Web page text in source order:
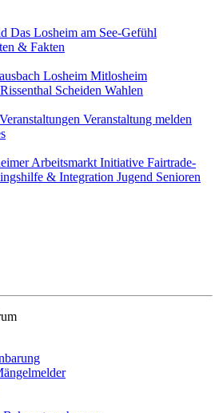
Das Losheim am See-Gefühl
& Fakten
Losheim Mitlosheim
Rissenthal Scheiden Wahlen
Veranstaltungen Veranstaltung melden
Arbeitsmarkt Initiative Fairtrade-
& Integration Jugend Senioren